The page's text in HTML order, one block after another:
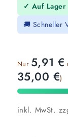
✓ Auf Lager
🚚 Schneller
Nur 5,91€
35,00 €)
inkl. MwSt.